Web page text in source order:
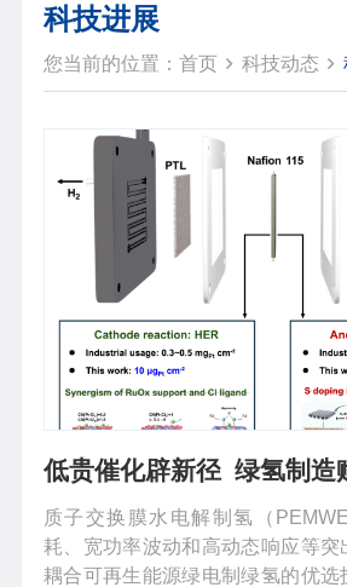
科技进展
您当前的位置： 首页 科技动态
低贵催化辟新径 绿氢制造
质子交换膜水电解制氢（
耗、宽功率波动和高动态响应等突
耦合可再生能源绿电制绿氢的优选